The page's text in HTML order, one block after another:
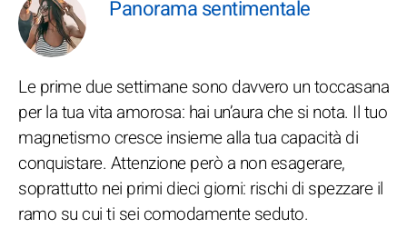
Panorama sentimentale
Le prime due settimane sono davvero un toccasana
per la tua vita amorosa: hai un’aura che si nota. Il tuo
magnetismo cresce insieme alla tua capacità di
conquistare. Attenzione però a non esagerare,
soprattutto nei primi dieci giorni: rischi di spezzare il
ramo su cui ti sei comodamente seduto.